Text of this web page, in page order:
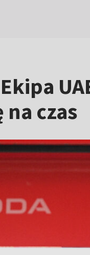
czas